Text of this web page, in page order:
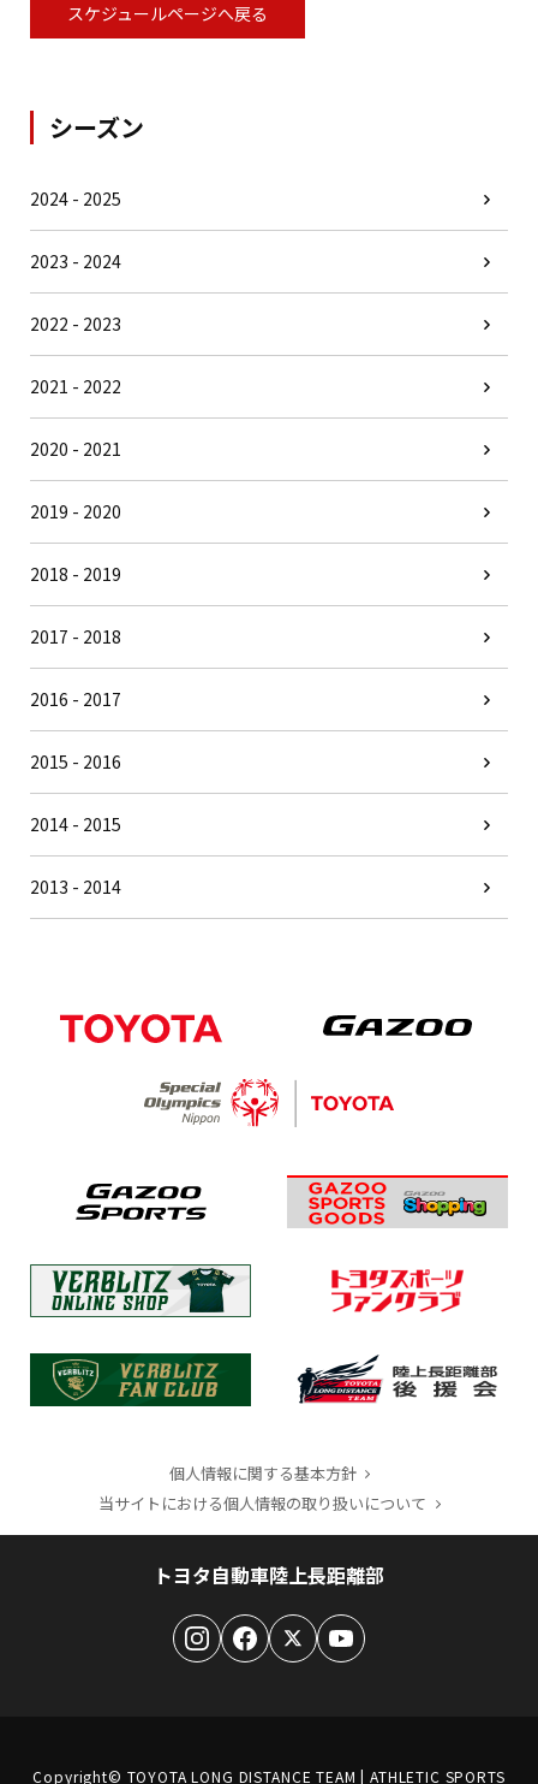
シーズン
2024 - 2025
2023 - 2024
2022 - 2023
2021 - 2022
2020 - 2021
2019 - 2020
2018 - 2019
2017 - 2018
2016 - 2017
2015 - 2016
2014 - 2015
2013 - 2014
スケジュールページへ戻る
個人情報に関する基本方針
当サイトにおける個人情報の取り扱いについて
トヨタ自動車陸上長距離部
Copyright© TOYOTA LONG DISTANCE TEAM | ATHLETIC SPORTS